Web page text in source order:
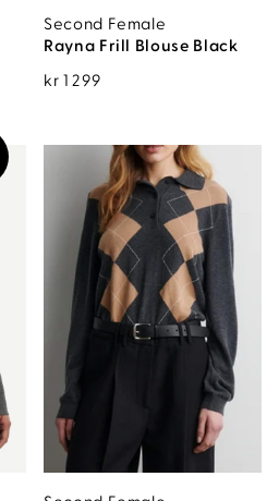
Second Female
Rayna Frill Blouse Black
kr 1 299